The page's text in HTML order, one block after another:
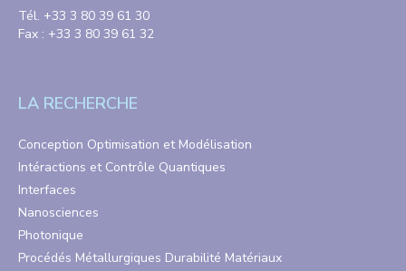
Tél. +33 3 80 39 61 30
Fax : +33 3 80 39 61 32
LA RECHERCHE
Conception Optimisation et Modélisation
Intéractions et Contrôle Quantiques
Interfaces
Nanosciences
Photonique
Procédés Métallurgiques Durabilité Matériaux